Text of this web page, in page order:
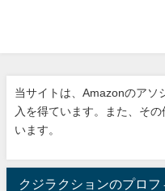
当サイトは、Amazonのアソ
入を得ています。また、そ
います。
クジラクションのプロフ